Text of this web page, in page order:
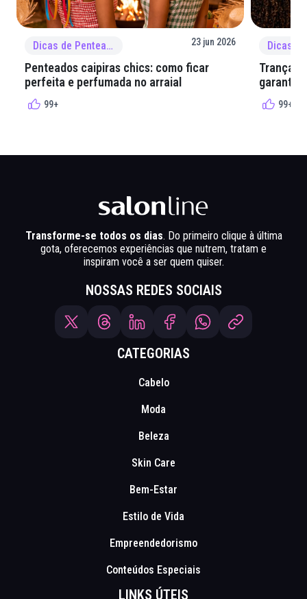
Dicas de Penteado 23 jun 2026
Penteados caipiras chics: como ficar
perfeita e perfumada no arraial
99+
Tranças
garantir
99+
Transforme-se todos os dias. Do primeiro clique à última
gota, oferecemos experiências que nutrem, tratam e
inspiram você a ser quem quiser.
NOSSAS REDES SOCIAIS
CATEGORIAS
Cabelo
Moda
Beleza
Skin Care
Bem-Estar
Estilo de Vida
Empreendedorismo
Conteúdos Especiais
LINKS ÚTEIS